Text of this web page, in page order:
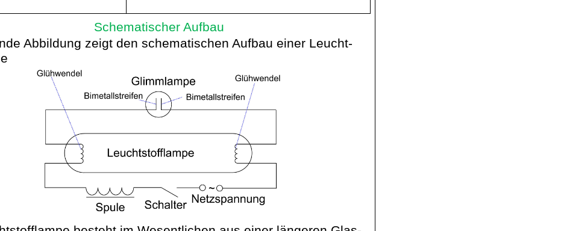
Schematischer Aufbau
Abbildung zeigt den schematischen Aufbau einer Leucht-